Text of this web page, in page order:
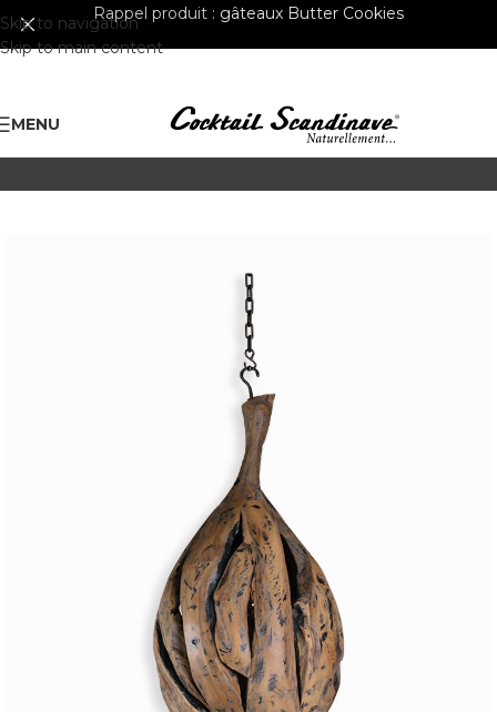
Skip to navigation
Skip to main content
Rappel produit : gâteaux Butter Cookies
MENU